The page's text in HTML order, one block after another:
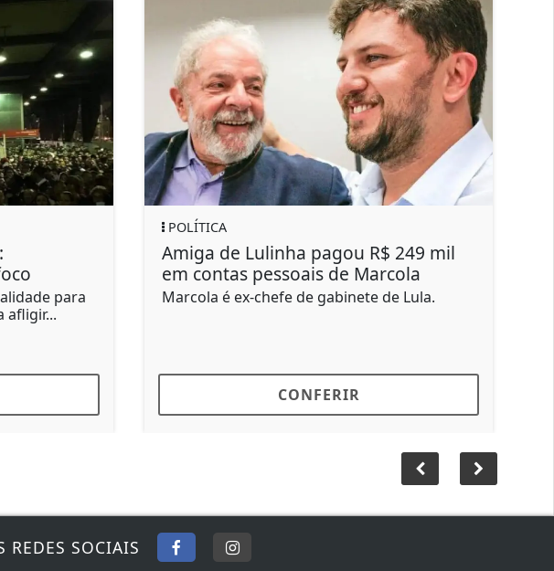
para
POLÍTICA
Amiga de Lulinha pagou R$ 249 mil
em contas pessoais de Marcola
Marcola é ex-chefe de gabinete de Lula.
CONFERIR
REDES SOCIAIS